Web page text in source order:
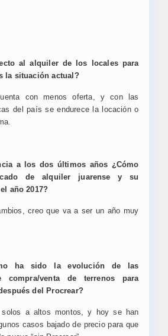
al alquiler de los locales para
la situación actual?
con menos oferta, y con las
del país se endurece la locación o
a los dos últimos años ¿Cómo
de alquiler juarense y su
año 2017?
creo que va a ser un año muy
ha sido la evolución de las
compra/venta de terrenos para
del Procrear?
a altos montos, y hoy se han
casos bajado de precio para que